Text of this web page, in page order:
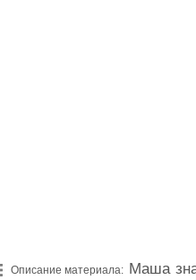
Описание материала: Маша